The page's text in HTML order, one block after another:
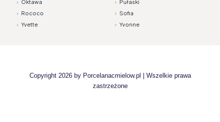
› Oktawa › Pułaski
› Rococo › Sofia
› Yvette › Yvonne
Copyright 2026 by Porcelanacmielow.pl
| Wszelkie prawa
zastrzeżone